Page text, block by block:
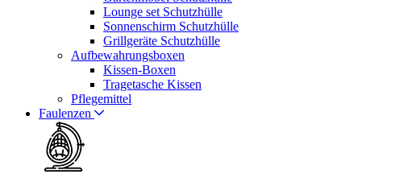
Lounge set Schutzhülle
Sonnenschirm Schutzhülle
Grillgeräte Schutzhülle
Aufbewahrungsboxen
Kissen-Boxen
Tragetasche Kissen
Pflegemittel
Faulenzen